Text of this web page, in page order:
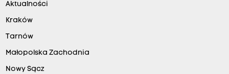
Aktualności
Kraków
Tarnów
Małopolska Zachodnia
Nowy Sącz